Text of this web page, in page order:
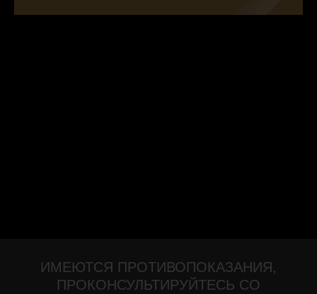
ИМЕЮТСЯ ПРОТИВОПОКАЗАНИЯ,
ПРОКОНСУЛЬТИРУЙТЕСЬ СО